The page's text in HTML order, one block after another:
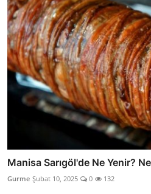
Manisa Sarıgöl'de Ne Yenir?
Gurme Şubat 10, 2025 0 132